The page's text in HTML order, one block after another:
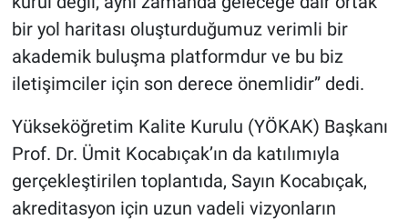
bir yol haritası oluşturduğumuz verimli bir
akademik buluşma platformdur ve bu biz
iletişimciler için son derece önemlidir” dedi.
Yükseköğretim Kalite Kurulu (YÖKAK) Başkanı
Prof. Dr. Ümit Kocabıçak’ın da katılımıyla
gerçekleştirilen toplantıda, Sayın Kocabıçak,
akreditasyon için uzun vadeli vizyonların